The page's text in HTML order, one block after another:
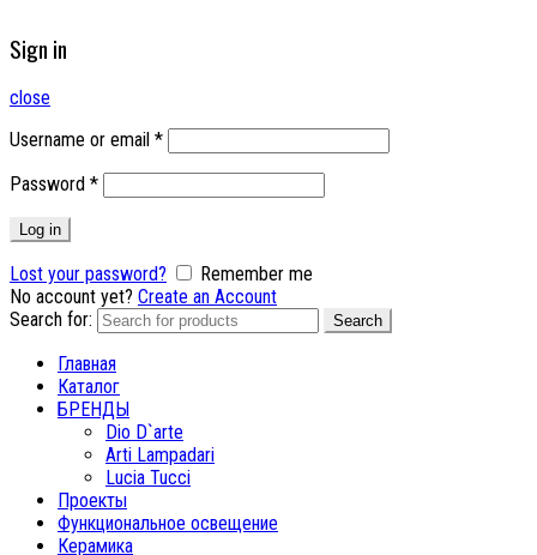
Sign in
close
Username or email *
Password *
Log in
Lost your password?
Remember me
No account yet? Create an Account
Search for:
Search
Главная
Каталог
БРЕНДЫ
Dio D`arte
Arti Lampadari
Lucia Tucci
Проекты
Функциональное освещение
Керамика